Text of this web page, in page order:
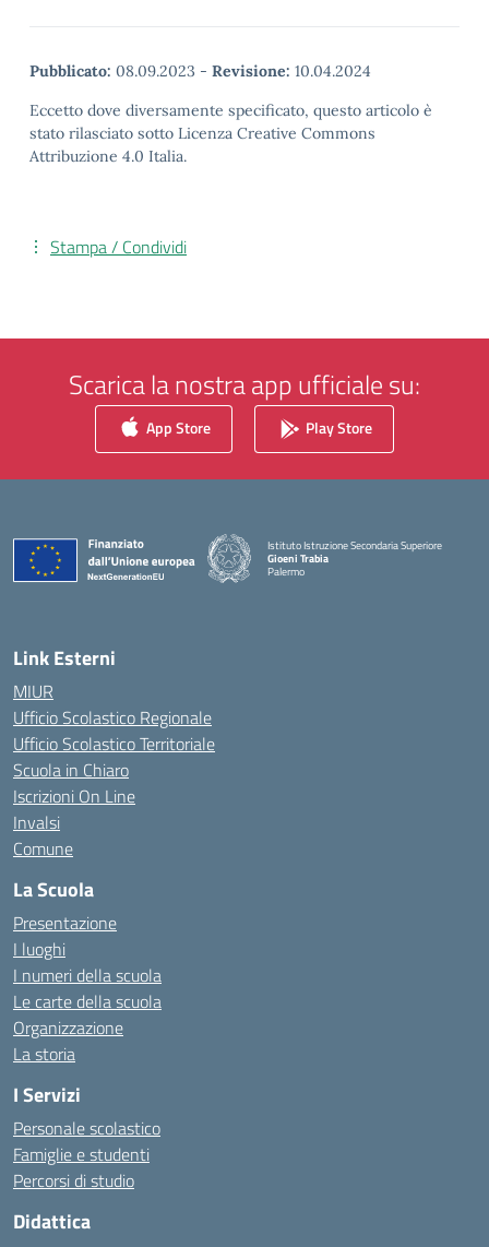
Pubblicato: 08.09.2023 - Revisione: 10.04.2024
Eccetto dove diversamente specificato, questo articolo è
stato rilasciato sotto Licenza Creative Commons
Attribuzione 4.0 Italia.
Stampa / Condividi
Scarica la nostra app ufficiale su:
App Store Play Store
Istituto Istruzione Secondaria Superiore
Gioeni Trabia
Palermo
Link Esterni
MIUR
Ufficio Scolastico Regionale
Ufficio Scolastico Territoriale
Scuola in Chiaro
Iscrizioni On Line
Invalsi
Comune
La Scuola
Presentazione
I luoghi
I numeri della scuola
Le carte della scuola
Organizzazione
La storia
I Servizi
Personale scolastico
Famiglie e studenti
Percorsi di studio
Didattica